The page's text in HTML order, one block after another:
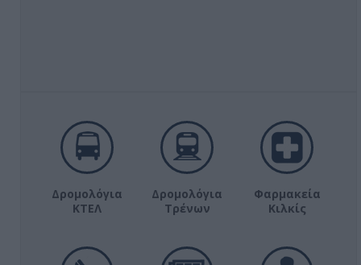
Δρομολόγια
ΚΤΕΛ
Δρομολόγια
Τρένων
Φαρμακεία
Κιλκίς